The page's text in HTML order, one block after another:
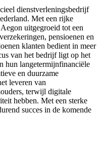
dienstverleningsbedrijf
Met een rijke
uitgegroeid tot een
pensioenen en
klanten bedient in meer
van het bedrijf ligt op het
hun langetermijnfinanciële
en duurzame
leveren van
terwijl digitale
hebben. Met een sterke
succes in de komende